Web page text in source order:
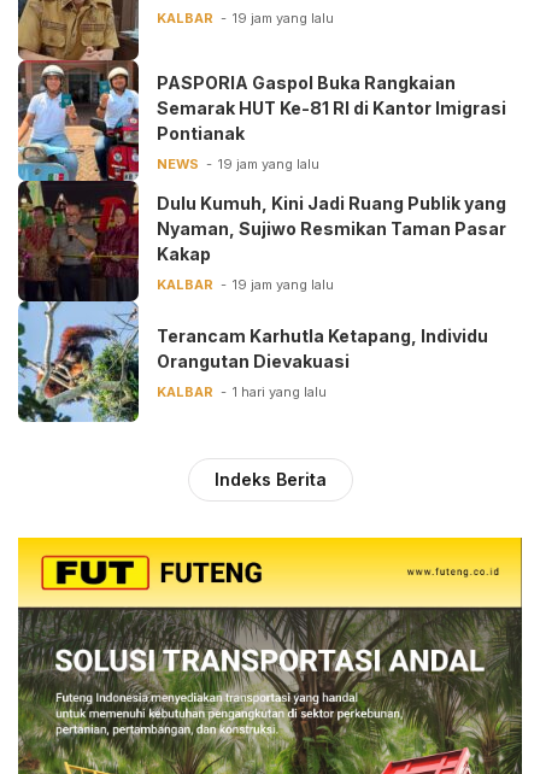
KALBAR 19 jam yang lalu
PASPORIA Gaspol Buka Rangkaian
Semarak HUT Ke-81 RI di Kantor Imigrasi
Pontianak
NEWS 19 jam yang lalu
Dulu Kumuh, Kini Jadi Ruang Publik yang
Nyaman, Sujiwo Resmikan Taman Pasar
Kakap
KALBAR 19 jam yang lalu
Terancam Karhutla Ketapang, Individu
Orangutan Dievakuasi
KALBAR 1 hari yang lalu
Indeks Berita